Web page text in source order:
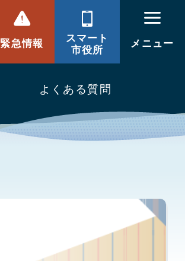
緊急情報
スマート
市役所
メニュー
よくある質問